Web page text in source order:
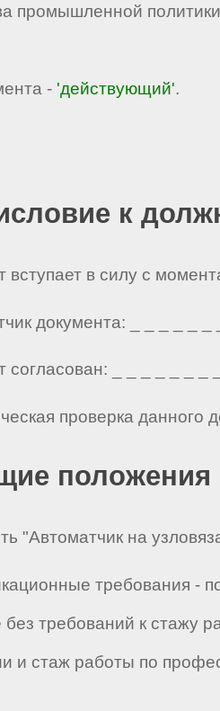
промышленной
- 'действующий'.
к
вступает в силу с
документа: _ _ _ _ _
согласован: _ _ _ _ _ _ _
проверка данного
положения
"Автоматчик на
требования -
без требований к стажу
и стаж работы по